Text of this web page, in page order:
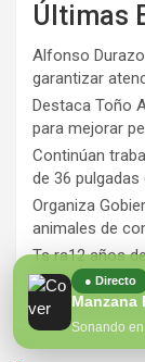
● Directo
Sonando
Últimas
Alfonso
garantizar
Destaca Toño
para mejorar
Continúan
de 36
Organiza
animales de
Ts ra12 años
agradecen a
Hospital